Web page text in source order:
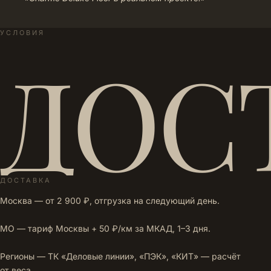
УСЛОВИЯ
ДОСТАВКА
Москва — от 2 900 ₽, отгрузка на следующий день.
МО — тариф Москвы + 50 ₽/км за МКАД, 1–3 дня.
Регионы — ТК «Деловые линии», «ПЭК», «КИТ» — расчёт